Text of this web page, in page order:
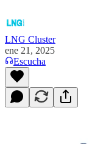
LNG Cluster
ene 21, 2025
Escucha